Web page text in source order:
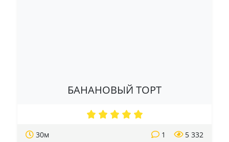
БАНАНОВЫЙ ТОРТ
30м 5 332
1